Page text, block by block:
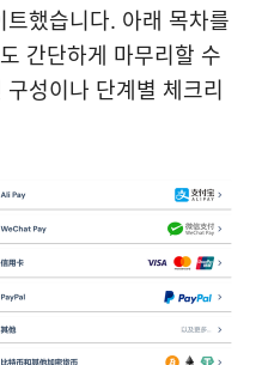
했습니다. 아래 목차를
간단하게 마무리할 수
성이나 단계별 체크리